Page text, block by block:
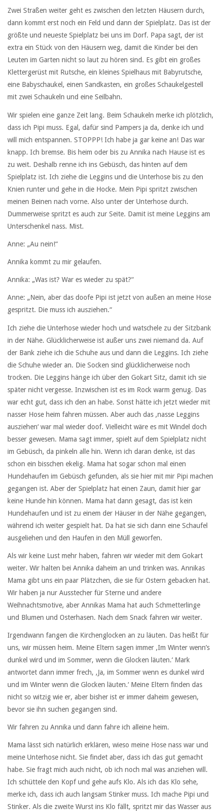
Zwei Straßen weiter geht es zwischen den letzten Häusern durch,
dann kommt erst noch ein Feld und dann der Spielplatz. Das ist der
größte und neueste Spielplatz bei uns im Dorf. Papa sagt, der ist
extra ein Stück von den Häusern weg, damit die Kinder bei den
Leuten im Garten nicht so laut zu hören sind. Es gibt ein großes
Klettergerüst mit Rutsche, ein kleines Spielhaus mit Babyrutsche,
eine Babyschaukel, einen Sandkasten, ein großes Schaukelgestell
mit zwei Schaukeln und eine Seilbahn.
Wir spielen eine ganze Zeit lang. Beim Schaukeln merke ich plötzlich,
dass ich Pipi muss. Egal, dafür sind Pampers ja da, denke ich und
will mich entspannen. STOPPP! Ich habe ja gar keine an! Das war
knapp. Ich bremse. Bis heim oder bis zu Annika nach Hause ist es
zu weit. Deshalb renne ich ins Gebüsch, das hinten auf dem
Spielplatz ist. Ich ziehe die Leggins und die Unterhose bis zu den
Knien runter und gehe in die Hocke. Mein Pipi spritzt zwischen
meinen Beinen nach vorne. Also unter der Unterhose durch.
Dummerweise spritzt es auch zur Seite. Damit ist meine Leggins am
Unterschenkel nass. Mist.
Anne: „Au nein!“
Annika kommt zu mir gelaufen.
Annika: „Was ist? War es wieder zu spät?“
Anne: „Nein, aber das doofe Pipi ist jetzt von außen an meine Hose
gespritzt. Die muss ich ausziehen.“
Ich ziehe die Unterhose wieder hoch und watschele zu der Sitzbank
in der Nähe. Glücklicherweise ist außer uns zwei niemand da. Auf
der Bank ziehe ich die Schuhe aus und dann die Leggins. Ich ziehe
die Schuhe wieder an. Die Socken sind glücklicherweise noch
trocken. Die Leggins hänge ich über den Gokart Sitz, damit ich sie
später nicht vergesse. Inzwischen ist es im Rock warm genug. Das
war echt gut, dass ich den an habe. Sonst hätte ich jetzt wieder mit
nasser Hose heim fahren müssen. Aber auch das ‚nasse Leggins
ausziehen‘ war mal wieder doof. Vielleicht wäre es mit Windel doch
besser gewesen. Mama sagt immer, spielt auf dem Spielplatz nicht
im Gebüsch, da pinkeln alle hin. Wenn ich daran denke, ist das
schon ein bisschen ekelig. Mama hat sogar schon mal einen
Hundehaufen im Gebüsch gefunden, als sie hier mit mir Pipi machen
gegangen ist. Aber der Spielplatz hat einen Zaun, damit hier gar
keine Hunde hin können. Mama hat dann gesagt, das ist kein
Hundehaufen und ist zu einem der Häuser in der Nähe gegangen,
während ich weiter gespielt hat. Da hat sie sich dann eine Schaufel
ausgeliehen und den Haufen in den Müll geworfen.
Als wir keine Lust mehr haben, fahren wir wieder mit dem Gokart
weiter. Wir halten bei Annika daheim an und trinken was. Annikas
Mama gibt uns ein paar Plätzchen, die sie für Ostern gebacken hat.
Wir haben ja nur Ausstecher für Sterne und andere
Weihnachtsmotive, aber Annikas Mama hat auch Schmetterlinge
und Blumen und Osterhasen. Nach dem Snack fahren wir weiter.
Irgendwann fangen die Kirchenglocken an zu läuten. Das heißt für
uns, wir müssen heim. Meine Eltern sagen immer ‚Im Winter wenn’s
dunkel wird und im Sommer, wenn die Glocken läuten.‘ Mark
antwortet dann immer frech, ‚Ja, im Sommer wenn es dunkel wird
und im Winter wenn die Glocken läuten.‘ Meine Eltern finden das
nicht so witzig wie er, aber bisher ist er immer daheim gewesen,
bevor sie ihn suchen gegangen sind.
Wir fahren zu Annika und dann fahre ich alleine heim.
Mama lässt sich natürlich erklären, wieso meine Hose nass war und
meine Unterhose nicht. Sie findet aber, dass ich das gut gemacht
habe. Sie fragt mich auch nicht, ob ich noch mal was anziehen will.
Ich schüttele den Kopf und gehe aufs Klo. Als ich das Klo sehe,
merke ich, dass ich auch langsam Stinker muss. Ich mache Pipi und
Stinker. Als die zweite Wurst ins Klo fällt, spritzt mir das Wasser aus